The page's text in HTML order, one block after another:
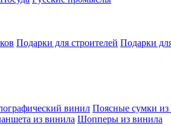
Подарки для строителей Подарки
винил Поясные сумки из
из винила Шопперы из винила